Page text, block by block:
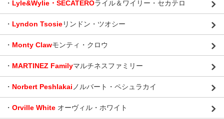
・ Lyle&Wylie・SECATEROライル＆ワイリー・セカテロ
・ Lyndon Tsosieリンドン・ツオシー
・ Monty Clawモンティ・クロウ
・ MARTINEZ Familyマルチネスファミリー
・ Norbert Peshlakai ノルバート・ペシュラカイ
・ Orville White オーヴィル・ホワイト